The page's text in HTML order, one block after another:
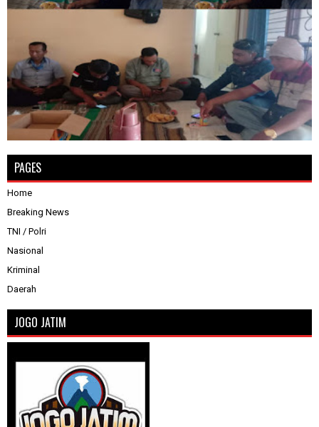
PAGES
Home
Breaking News
TNI / Polri
Nasional
Kriminal
Daerah
JOGO JATIM